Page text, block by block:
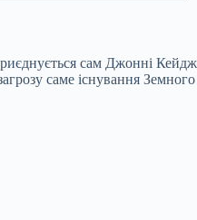
сам Джонні
саме існування